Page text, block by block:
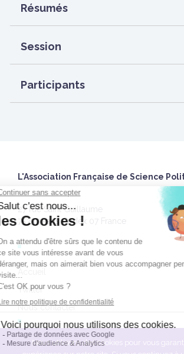
Résumés
Session
Participants
L'Association Française de Science
27 rue Saint Guillaume
75337 Paris Cedex 07 France
Twitter
Nous contacter
Espace Adhérent.e
Nous utilisons des cookies pour vous